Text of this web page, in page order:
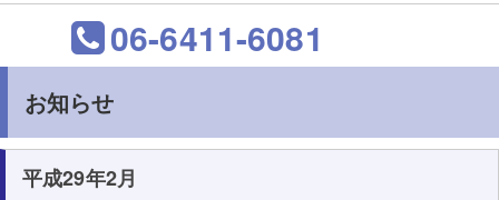
06-6411-6081
お知らせ
平成29年2月